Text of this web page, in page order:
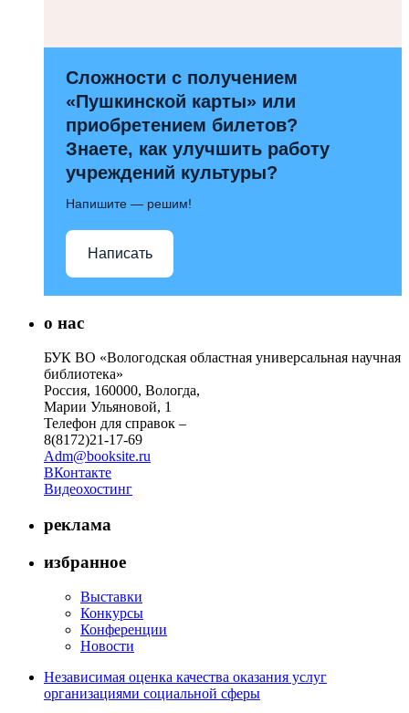
Сложности с получением
«Пушкинской карты» или
приобретением билетов?
Знаете, как улучшить работу
учреждений культуры?
Напишите — решим!
Написать
о нас
БУК ВО «Вологодская областная универсальная научная
библиотека»
Россия, 160000, Вологда,
Марии Ульяновой, 1
Телефон для справок –
8(8172)21-17-69
Adm@booksite.ru
ВКонтакте
Видеохостинг
реклама
избранное
Выставки
Конкурсы
Конференции
Новости
Независимая оценка качества оказания услуг
организациями социальной сферы